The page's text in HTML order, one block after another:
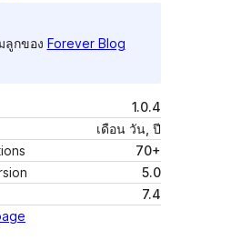
ลูกของ Forever Blog
1.0.4
เดือน วัน, ปี
70+
5.0
7.4